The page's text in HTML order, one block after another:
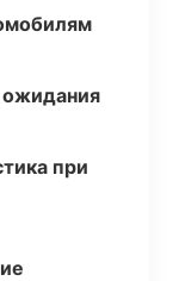
ожидания
при